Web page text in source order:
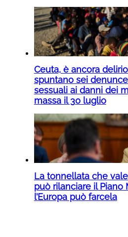
Ceuta, è ancora
spuntano sei
sessuali ai danni dei
massa il 30 luglio
La tonnellata che
può rilanciare il Piano
l’Europa può farcela